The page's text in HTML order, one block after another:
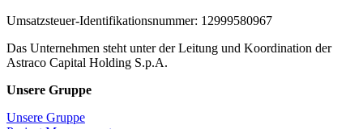
Umsatzsteuer-Identifikationsnummer: 12999580967
Das Unternehmen steht unter der Leitung und Koordination der
Astraco Capital Holding S.p.A.
Unsere Gruppe
Unsere Gruppe